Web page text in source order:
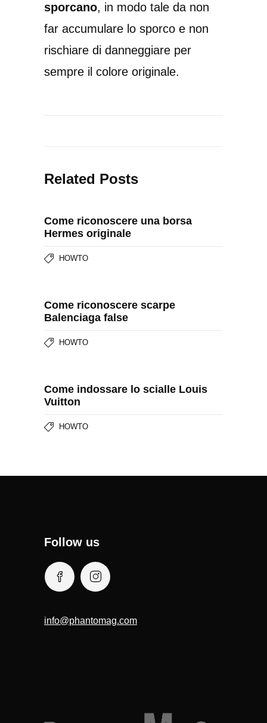
sporcano, in modo tale da non
far accumulare lo sporco e non
rischiare di danneggiare per
sempre il colore originale.
Related Posts
Come riconoscere una borsa
Hermes originale
HOWTO
Come riconoscere scarpe
Balenciaga false
HOWTO
Come indossare lo scialle Louis
Vuitton
HOWTO
Follow us
info@phantomag.com